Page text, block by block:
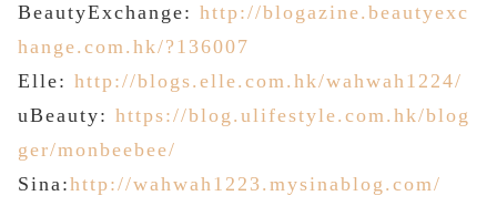
BeautyExchange: http://blogazine.beautyexc
hange.com.hk/?136007
Elle: http://blogs.elle.com.hk/wahwah1224/
uBeauty: https://blog.ulifestyle.com.hk/blog
ger/monbeebee/
Sina:http://wahwah1223.mysinablog.com/